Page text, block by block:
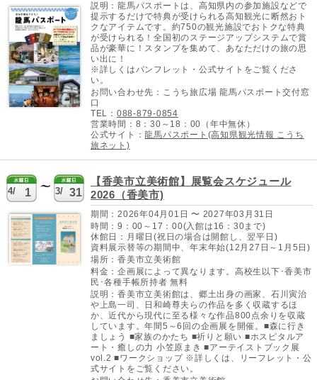
説明：龍馬パスポートは、高知県内の参加施設などで
提示するだけで特典が受けられる高知観光に断然おト
クなアイテムです。約750の観光施設でおトクな特典
が受けられる！全国初のステージアップシステムで賞
品が豪華に！スタンプを集めて、あなただけの旅の思
い出に！
※詳しくはパンフレット・公式サイトをご覧くださ
い。
お問い合わせ先：こうち旅広場 龍馬パスポート交付窓
口
TEL： 088-879-0854
営業時間：8：30～18：00（年中無休）
公式サイト：龍馬パスポート(高知県観光情報 こうち
旅ネット)
4/ 1 3/ 31
【香美市立美術館】展覧会スケジュール
2026（香美市)
期間：2026年04月01日 〜 2027年03月31日
時間：9：00～17：00(入館は16：30まで)
休館日：月曜日(祝日の場合は開館し、翌平日)
資料展示替等の期間中、年末年始(12月27日～1月5日)
場所：香美市立美術館
料金：企画展によって異なります。高校生以下･香美市
民･各種手帳所持者 無料
説明：香美市立美術館は、郷土出身の画家、石川寅治
や上島一司、日和崎尊夫らの作品を多く収蔵するほ
か、近代から現代に至る様々な作品800点余りを収蔵
しています。年間5～6回の企画展を開催。■森に行き
ましょう ■家族のかたち ■祈りと願い ■ホスピタルア
ート・癒しの力 小笠原まき ■アーテイストブック展
vol.2 ■ワークショップ ※詳しくは、リーフレット・公
式サイトをご覧ください。